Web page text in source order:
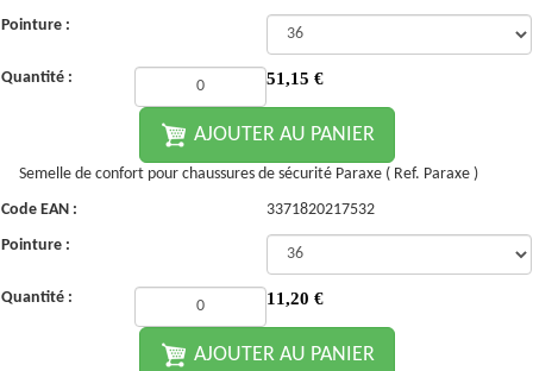
Pointure :
Quantité : 51,15 €
AJOUTER AU PANIER
Semelle de confort pour chaussures de sécurité Paraxe ( Ref. Paraxe )
Code EAN :
3371820217532
Pointure :
Quantité : 11,20 €
AJOUTER AU PANIER